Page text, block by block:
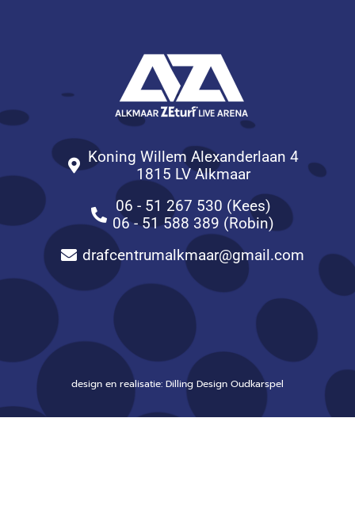
Koning Willem Alexanderlaan 4
1815 LV Alkmaar
06 - 51 267 530 (Kees)
06 - 51 588 389 (Robin)
drafcentrumalkmaar@gmail.com
design en realisatie: Dilling Design Oudkarspel